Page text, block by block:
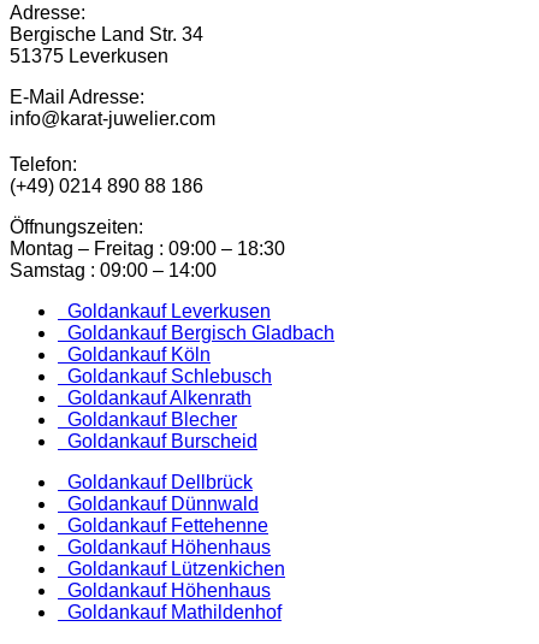
Adresse:
Bergische Land Str. 34
51375 Leverkusen
E-Mail Adresse:
info@karat-juwelier.com
Telefon:
(+49) 0214 890 88 186
Öffnungszeiten:
Montag – Freitag : 09:00 – 18:30
Samstag : 09:00 – 14:00
Goldankauf Leverkusen
Goldankauf Bergisch Gladbach
Goldankauf Köln
Goldankauf Schlebusch
Goldankauf Alkenrath
Goldankauf Blecher
Goldankauf Burscheid
Goldankauf Dellbrück
Goldankauf Dünnwald
Goldankauf Fettehenne
Goldankauf Höhenhaus
Goldankauf Lützenkichen
Goldankauf Höhenhaus
Goldankauf Mathildenhof